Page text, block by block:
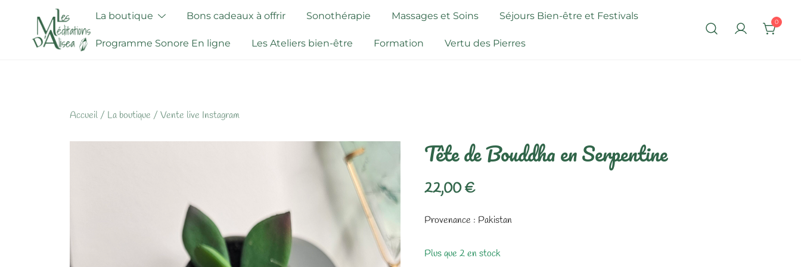
La boutique Bons cadeaux à offrir Sonothérapie Massages et Soins Séjours Bien-être et Festivals
Programme Sonore En ligne Les Ateliers bien-être Formation Vertu des Pierres
0
Accueil / La boutique / Vente live Instagram
Tête de Bouddha en Serpentine
22,00€
Provenance : Pakistan
Plus que 2 en stock